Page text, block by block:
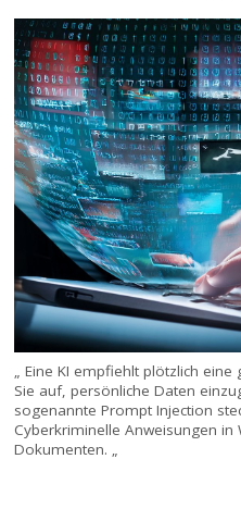
„ Eine KI empfiehlt plötzlich
Sie auf, persönliche Daten
sogenannte Prompt Injection
Cyberkriminelle Anweisungen in
Dokumenten. „